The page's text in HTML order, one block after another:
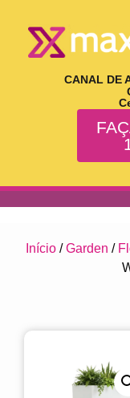
CANAL DE
Início /Garden /